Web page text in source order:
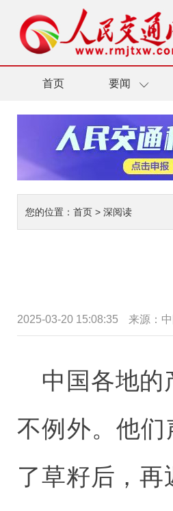
首页 要闻
您的位置： 首页 > 深阅读
2025-03-20 15:08:35 来源：
中国各地的
不例外。他们
了草籽后，